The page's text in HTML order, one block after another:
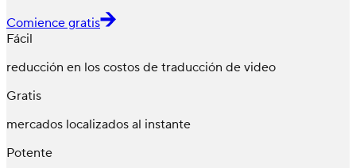
Comience gratis
Fácil
reducción en los costos de traducción de video
Gratis
mercados localizados al instante
Potente